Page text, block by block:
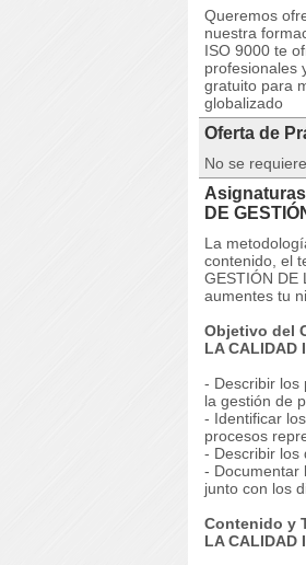
Queremos
nuestra
ISO 9000 te
profesionales
gratuito para
globalizado
Oferta de
No se
Asignaturas
DE
La
contenido, el
GESTIÓN DE
aumentes tu
Objetivo del
LA CALIDAD
- Describir los
la gestión de
- Identificar
procesos
- Describir los
- Documentar
junto con los
Contenido y
LA CALIDAD